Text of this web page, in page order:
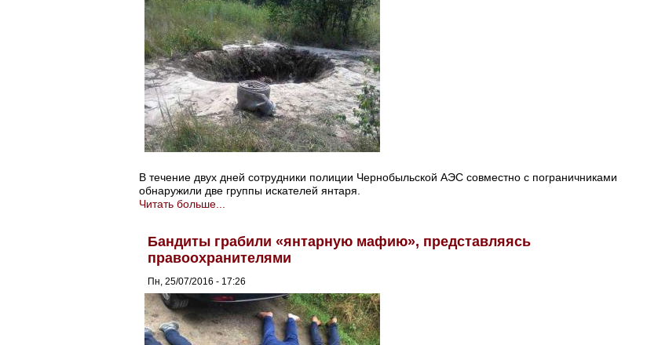
В течение двух дней сотрудники полиции Чернобыльской АЭС совместно с пограничниками
обнаружили две группы искателей янтаря.
Читать больше...
Бандиты грабили «янтарную мафию», представляясь
правоохранителями
Пн, 25/07/2016 - 17:26